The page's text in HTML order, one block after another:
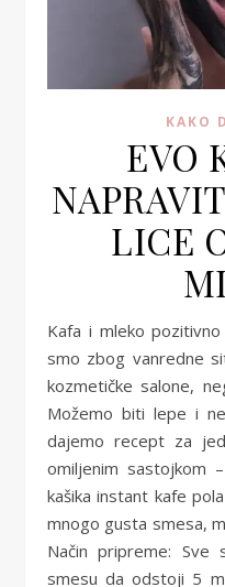
KAKO
EVO
LICE
Kafa i mleko pozitivno utiču na našu kožu lica. Iako
smo zbog vanredne
kozmetičke salone,
Možemo biti lepe i
dajemo recept za
omiljenim sastojkom
kašika instant kafe
mnogo gusta smesa,
Način pripreme: Sve
smesu da odstoji 5